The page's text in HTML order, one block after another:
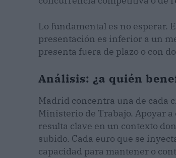
Lo fundamental es no esperar.
presentación es inferior a un
presenta fuera de plazo o con
Análisis: ¿a quién
Madrid concentra una de cada
Ministerio de Trabajo. Apoyar
resulta clave en un contexto
subido. Cada euro que se
capacidad para mantener o